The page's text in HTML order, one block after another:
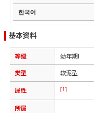
한국어
基本资料
等级
幼年期Ⅰ
类型
软泥型
属性 [1]
所属